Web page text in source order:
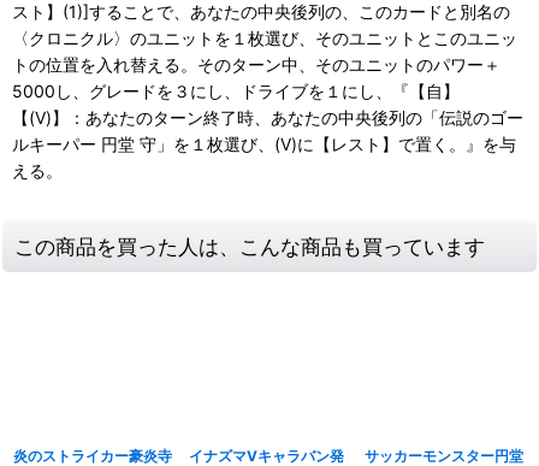
スト】(1)]することで、あなたの中央後列の、このカードと別名の
〈クロニクル〉のユニットを１枚選び、そのユニットとこのユニッ
トの位置を入れ替える。そのターン中、そのユニットのパワー＋
5000し、グレードを３にし、ドライブを１にし、『【自】
【(V)】：あなたのターン終了時、あなたの中央後列の「伝説のゴー
ルキーパー 円堂 守」を１枚選び、(V)に【レスト】で置く。』を与
える。
この商品を買った人は、こんな商品も買っています
炎のストライカー豪炎寺
イナズマVキャラバン発
サッカーモンスター円堂